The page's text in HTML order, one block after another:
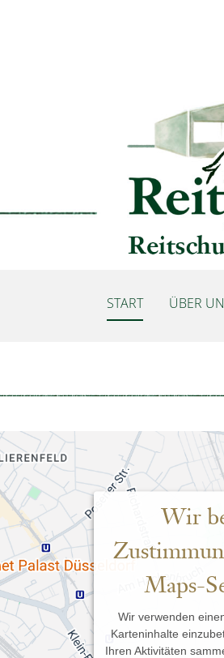
START ÜBER
Wir
Maps-
Wir verwenden
Karteninhalte
Ihren Aktivitäten